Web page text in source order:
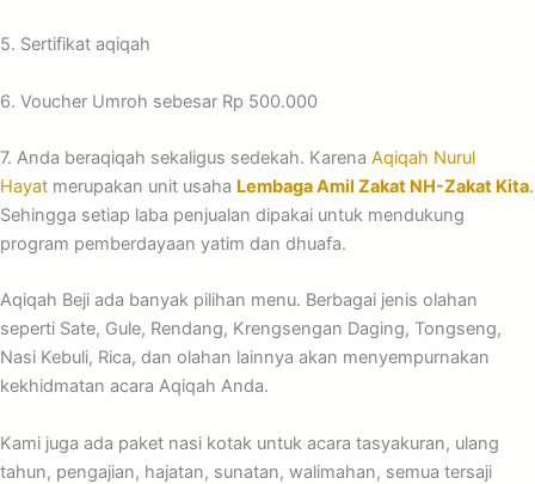
5. Sertifikat aqiqah
6. Voucher Umroh sebesar Rp 500.000
7. Anda beraqiqah sekaligus sedekah. Karena Aqiqah Nurul
Hayat merupakan unit usaha Lembaga Amil Zakat NH-Zakat Kita.
Sehingga setiap laba penjualan dipakai untuk mendukung
program pemberdayaan yatim dan dhuafa.
Aqiqah Beji ada banyak pilihan menu. Berbagai jenis olahan
seperti Sate, Gule, Rendang, Krengsengan Daging, Tongseng,
Nasi Kebuli, Rica, dan olahan lainnya akan menyempurnakan
kekhidmatan acara Aqiqah Anda.
Kami juga ada paket nasi kotak untuk acara tasyakuran, ulang
tahun, pengajian, hajatan, sunatan, walimahan, semua tersaji